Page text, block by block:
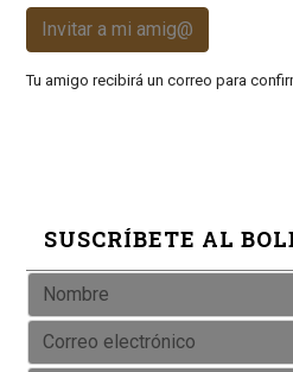
Invitar a mi amig@
Tu amigo recibirá un correo para
SUSCRÍBETE AL